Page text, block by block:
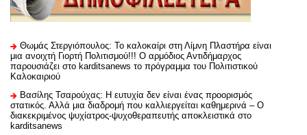
Θωμάς Στεργιόπουλος: Το καλοκαίρι στη Λίμνη Πλαστήρα είναι
μια ανοιχτή Γιορτή Πολιτισμού!!! Ο αρμόδιος Αντιδήμαρχος
παρουσιάζει στο karditsanews το πρόγραμμα του Πολιτιστικού
Καλοκαιριού
Βασίλης Τσαρούχας: Η ευτυχία δεν είναι ένας προορισμός
στατικός. Αλλά μια διαδρομή που καλλιεργείται καθημερινά – Ο
διακεκριμένος ψυχίατρος-ψυχοθεραπευτής αποκλειστικά στο
karditsanews